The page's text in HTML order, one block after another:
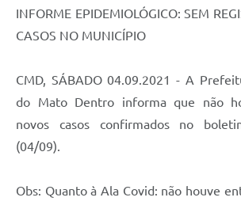
Notificações de Penalidades – Decisões
Conselho Municipal de Conservação e Defesa
Contratos
INFORME EPIDEMIOLÓGICO: SEM
CASOS NO MUNICÍPIO
CMD, SÁBADO 04.09.2021 - A
do Mato Dentro informa que não
novos casos confirmados no
(04/09).
Obs: Quanto à Ala Covid: não houve